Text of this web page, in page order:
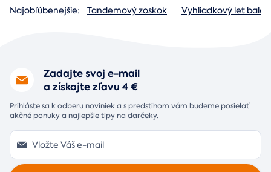
Najobľúbenejšie: Tandemový zoskok Vyhliadkový let
Zadajte svoj e-mail
a získajte zľavu 4 €
Prihláste sa k odberu noviniek a s predstihom vám budeme posielať
akčné ponuky a najlepšie tipy na darčeky.